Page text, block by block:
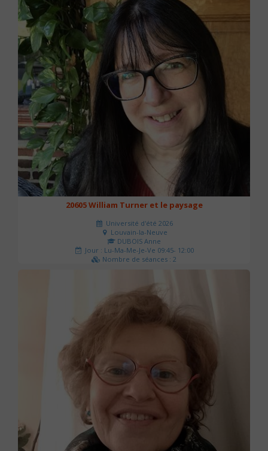
20605 William Turner et le paysage
Université d'été 2026
Louvain-la-Neuve
DUBOIS Anne
Jour : Lu-Ma-Me-Je-Ve 09:45- 12:00
Nombre de séances : 2